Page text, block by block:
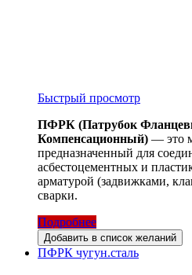
Быстрый просмотр
ПФРК (Патрубок
Компенсационный) — это
предназначенный для
асбестоцементных и
арматурой (задвижками,
сварки.
Подробнее
Добавить в список желаний
ПФРК чугун.сталь